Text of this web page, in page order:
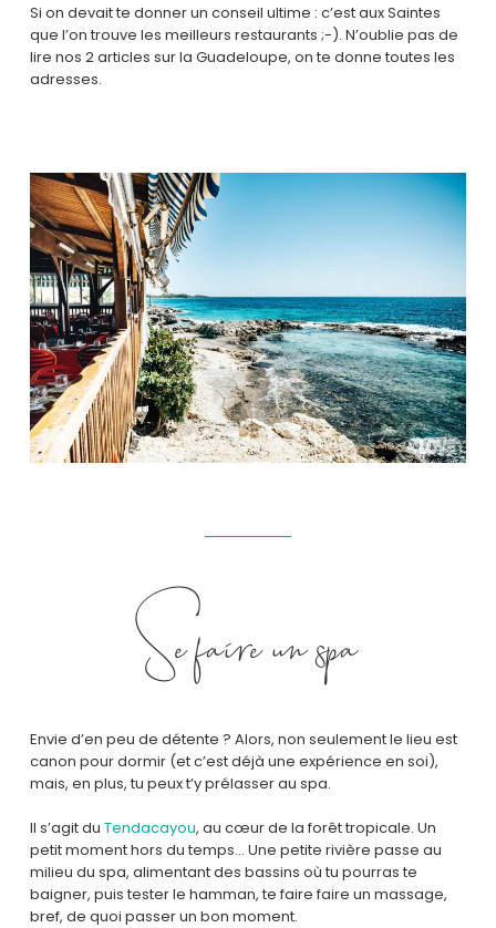
Si on devait te donner un conseil ultime : c’est aux Saintes
que l’on trouve les meilleurs restaurants ;-). N’oublie pas de
lire nos 2 articles sur la Guadeloupe, on te donne toutes les
adresses.
Se faire un spa
Envie d’en peu de détente ? Alors, non seulement le lieu est
canon pour dormir (et c’est déjà une expérience en soi),
mais, en plus, tu peux t’y prélasser au spa.
Il s’agit duTendacayou, au cœur de la forêt tropicale. Un
petit moment hors du temps… Une petite rivière passe au
milieu du spa, alimentant des bassins où tu pourras te
baigner, puis tester le hamman, te faire faire un massage,
bref, de quoi passer un bon moment.